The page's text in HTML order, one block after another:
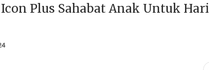
Plus Sahabat Anak Untuk Hari